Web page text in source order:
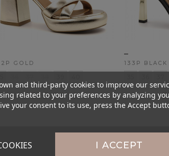
GOLD
zł 329,00 zł
133P BLACK
309,00 zł
and third-party cookies to improve our
related to your preferences by analyzing
your consent to its use, press the Accept
I ACCEPT